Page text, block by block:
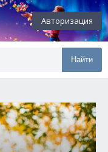
Авторизация
Найти